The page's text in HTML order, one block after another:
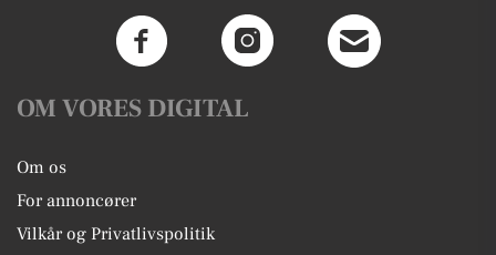
OM VORES DIGITAL
Om os
For annoncører
Vilkår og Privatlivspolitik